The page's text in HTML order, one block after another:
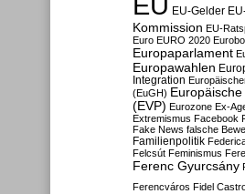
EU-Gelder
Kommission EU-
Euro EURO 2020
Europaparlament
Europawahlen
Integration
(EuGH)
(EVP) Eurozone Ex-
Extremismus Facebook
Fake News falsche
Familienpolitik
Felcsút Feminismus
Ferenc Gyurcsány
Ferencváros Fidel